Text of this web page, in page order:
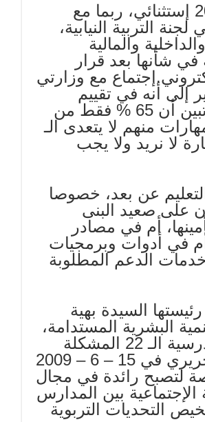
أضاف: “أقول ذلك لأننا مقبلون على عام دراسي 2020 – 2021 إستثنائي، ربما مع
التربية النيابية،
والمالية
شأنها بعد قرار
مع وزارتي
إلى أنه في تقييم
وزارة التربية لتجربة التعليم عن بعد للعام الدراسي الماضي تبين أن 65 % فقط من
منهم لا يتعدى الـ
يمكن إعتبار العام الدراسي 2019 – 2020 خسارة لا نريد ولا يجب
عن بعد، خصوصا
على صعيد البنى
أم في مصادر
أم في أدوات وبرمجيات
الدعم المطلوبة
السيدة بهية
البشرية المستدامة،
على إعداد الدراسات المطلوبة والإستفادة من الشبكات المدرسية الـ 22 المشكلة
على صعيد لبنان بموجب قرار صدر عن وزيرة التربية بهية الحريري في 15 – 6 – 2009
لتصبح رائدة في مجال
الإجتماعية بين المدارس
التحديات التربوية